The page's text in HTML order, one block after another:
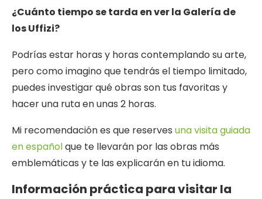
¿Cuánto tiempo se tarda en ver la Galería de
los Uffizi?
Podrías estar horas y horas contemplando su arte,
pero como imagino que tendrás el tiempo limitado,
puedes investigar qué obras son tus favoritas y
hacer una ruta en unas 2 horas.
Mi recomendación es que reserves una visita guiada
en españolque te llevarán por las obras más
emblemáticas y te las explicarán en tu idioma.
Información práctica para visitar la